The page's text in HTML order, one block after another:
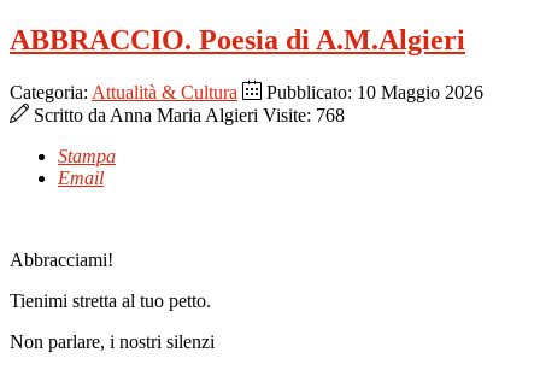
ABBRACCIO. Poesia di A.M.Algieri
Categoria: Attualità & Cultura
Pubblicato: 10 Maggio 2026
Scritto da Anna Maria Algieri Visite: 768
Stampa
Email
Abbracciami!
Tienimi stretta al tuo petto.
Non parlare, i nostri silenzi